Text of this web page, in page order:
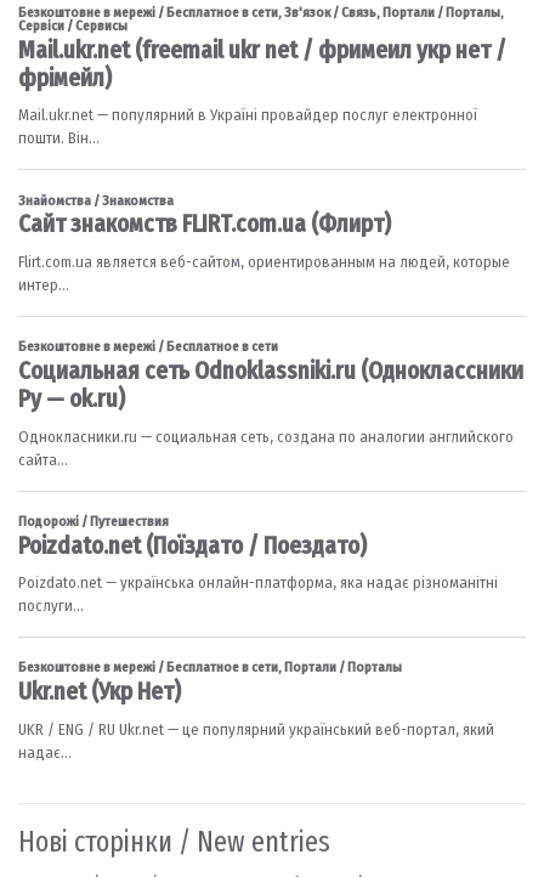
Нові сторінки / New entries